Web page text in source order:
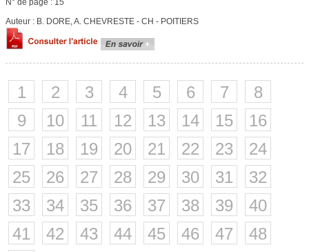
N° de page : 15
Auteur : B. DORE, A. CHEVRESTE - CH - POITIERS
1 2 3 4 5 6 7
8
9
10 11 12 13 14 15
16
17
18 19 20 21 22 23
24
25
26 27 28 29 30 31
32
33
34 35 36 37 38 39
40
41
42 43 44 45 46 47
48